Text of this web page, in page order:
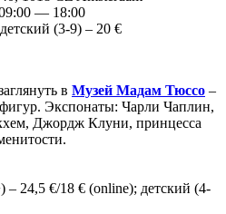
— 18:00
(3-9) – 20 €
в Музей Мадам Тюссо –
Экспонаты: Чарли Чаплин,
Джордж Клуни, принцесса
– 24,5 €/18 € (online); детский (4-